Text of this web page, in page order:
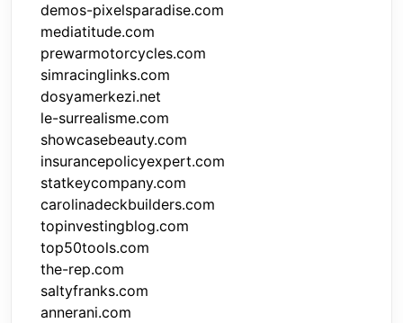
demos-pixelsparadise.com
mediatitude.com
prewarmotorcycles.com
simracinglinks.com
dosyamerkezi.net
le-surrealisme.com
showcasebeauty.com
insurancepolicyexpert.com
statkeycompany.com
carolinadeckbuilders.com
topinvestingblog.com
top50tools.com
the-rep.com
saltyfranks.com
annerani.com